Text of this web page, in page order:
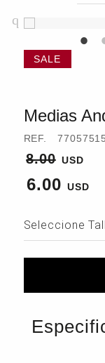
Medias
REF.
8.00
6.00
Seleccione